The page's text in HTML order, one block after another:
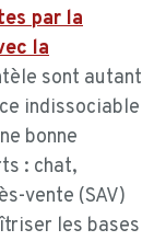
par la
la
sont autant
indissociable
bonne
: chat,
vente (SAV)
les bases